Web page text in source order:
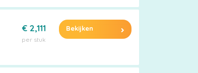
€ 2,111
per stuk
Bekijken